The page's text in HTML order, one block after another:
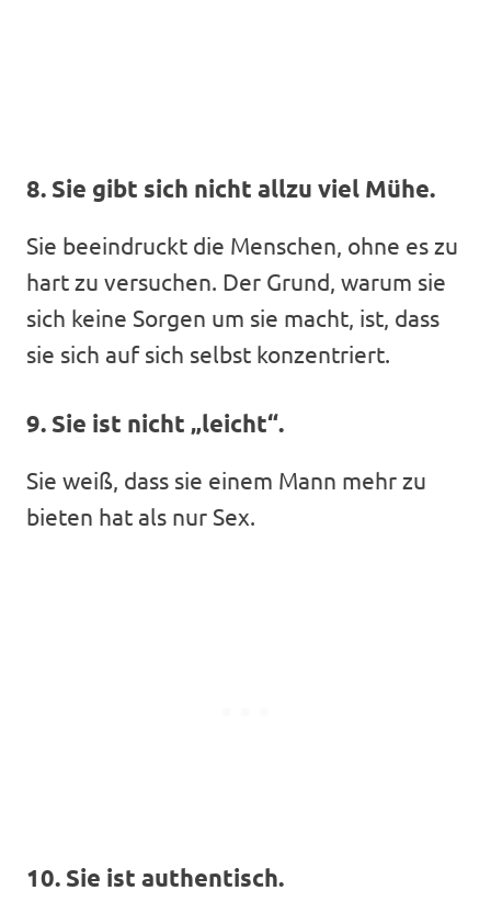
8. Sie gibt sich nicht allzu viel Mühe.
Sie beeindruckt die Menschen, ohne es zu
hart zu versuchen. Der Grund, warum sie
sich keine Sorgen um sie macht, ist, dass
sie sich auf sich selbst konzentriert.
9. Sie ist nicht „leicht“.
Sie weiß, dass sie einem Mann mehr zu
bieten hat als nur Sex.
10. Sie ist authentisch.